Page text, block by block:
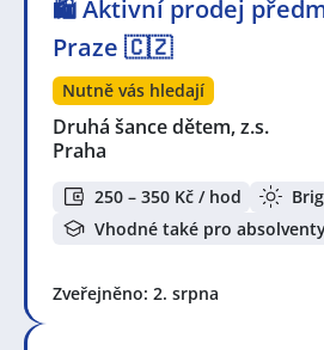
🛍️ Aktivní prodej
Praze 🇨🇿
Nutně vás hledají
Druhá šance dětem, z.s.
Praha
250 – 350 Kč / hod
Vhodné také pro
Zveřejněno: 2. srpna